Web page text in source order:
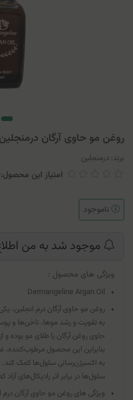
روغن مو حاوی آرگان درمنجلین
برند: درمنجلین
امتیاز این محصول: 0
ناموجود
موجود شد به من
ویژگی های محصول :
Dermangeline Argan Oil
روغن مو حاوی آرگان درم انجلین،
به تقویت و رشد موها، ناخن‌ها و
حاوی روغن آرگان یا طلای مو بوده
بنابراین این محصول مرطوب‌کننده،
به اکسیژن‌رسانی سلول‌ها کمک
سلول‌ها در برابر اثر رادیکال‌های
ویژگی های روغن مو حاوی آرگان درم